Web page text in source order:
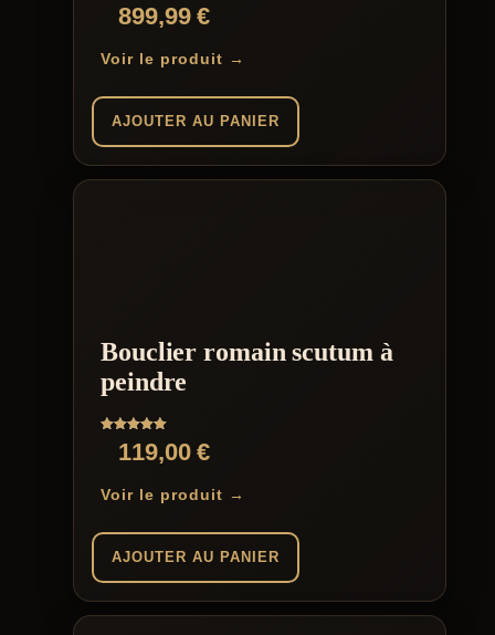
899,99€
Voir le produit →
AJOUTER AU PANIER
Bouclier romain scutum à
peindre
Note119,00€
Voir le produit →
AJOUTER AU PANIER